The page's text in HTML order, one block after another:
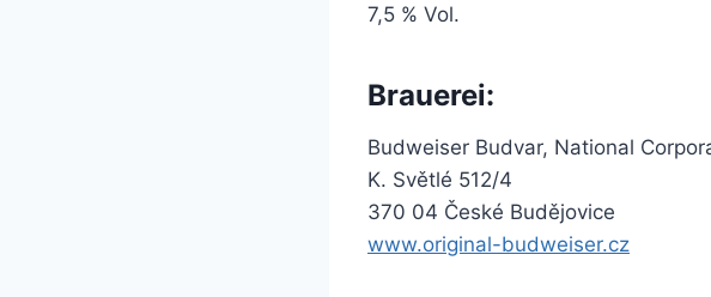
7,5 % Vol.
Brauerei:
Budweiser Budvar, National
K. Světlé 512/4
370 04 České Budějovice
www.original-budweiser.cz